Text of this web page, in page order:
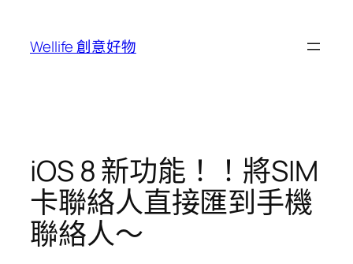
Wellife 創意好物
iOS 8 新功能！！將SIM
卡聯絡人直接匯到手機
聯絡人～